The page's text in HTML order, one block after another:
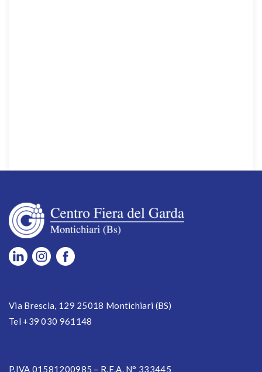
Via Brescia, 129 25018 Montichiari (BS)
Tel +39 030 961148
P.IVA 01581200985 – R.E.A. N° 333445